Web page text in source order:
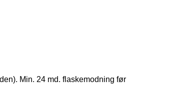
Min. 24 md. flaskemodning før